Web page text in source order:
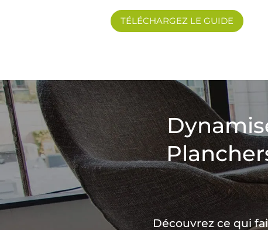
TÉLÉCHARGEZ LE GUIDE
Découvrez ce qui